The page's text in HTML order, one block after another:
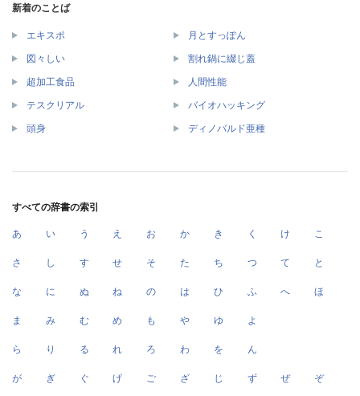
新着のことば
エキスポ 月とすっぽん
図々しい 割れ鍋に綴じ蓋
超加工食品 人間性能
テスクリアル バイオハッキング
頭身 ディノバルド亜種
すべての辞書の索引
あ い う え お か き く け こ
さ し す せ そ た ち つ て と
な に ぬ ね の は ひ ふ へ ほ
ま み む め も や ゆ よ
ら り る れ ろ わ を ん
が ぎ ぐ げ ご ざ じ ず ぜ ぞ